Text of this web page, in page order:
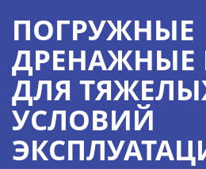
ПОГРУЖНЫЕ
ДРЕНАЖНЫЕ
ДЛЯ
УСЛОВИЙ